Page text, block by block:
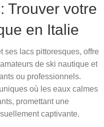
Trouver votre
en Italie
ses lacs pittoresques, offre
de ski nautique et
ou professionnels.
où les eaux calmes
promettant une
captivante.